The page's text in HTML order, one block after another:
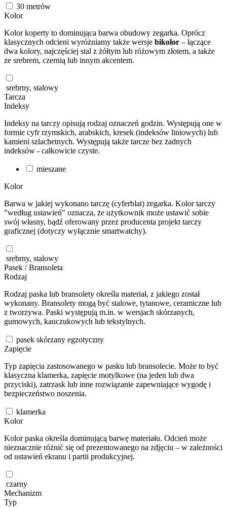
30 metrów
Kolor
Kolor koperty to dominująca barwa obudowy zegarka. Oprócz
klasycznych odcieni wyróżniamy także wersje bikolor – łączące
dwa kolory, najczęściej stal z żółtym lub różowym złotem, a także
ze srebrem, czernią lub innym akcentem.
srebrny, stalowy
Tarcza
Indeksy
Indeksy na tarczy opisują rodzaj oznaczeń godzin. Występują one w
formie cyfr rzymskich, arabskich, kresek (indeksów liniowych) lub
kamieni szlachetnych. Występują także tarcze bez żadnych
indeksów - całkowicie czyste.
mieszane
Kolor
Barwa w jakiej wykonano tarczę (cyferblat) zegarka. Kolor tarczy
"według ustawień" oznacza, że użytkownik może ustawić sobie
swój własny, bądź oferowany przez producenta projekt tarczy
graficznej (dotyczy wyłącznie smartwatchy).
srebrny, stalowy
Pasek / Bransoleta
Rodzaj
Rodzaj paska lub bransolety określa materiał, z jakiego został
wykonany. Bransolety mogą być stalowe, tytanowe, ceramiczne lub
z tworzywa. Paski występują m.in. w wersjach skórzanych,
gumowych, kauczukowych lub tekstylnych.
pasek skórzany egzotyczny
Zapięcie
Typ zapięcia zastosowanego w pasku lub bransolecie. Może to być
klasyczna klamerka, zapięcie motylkowe (na jeden lub dwa
przyciski), zatrzask lub inne rozwiązanie zapewniające wygodę i
bezpieczeństwo noszenia.
klamerka
Kolor
Kolor paska określa dominującą barwę materiału. Odcień może
nieznacznie różnić się od prezentowanego na zdjęciu – w zależności
od ustawień ekranu i partii produkcyjnej.
czarny
Mechanizm
Typ